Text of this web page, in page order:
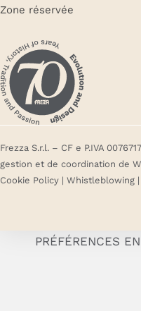
Zone réservée
Frezza S.r.l. – CF e P.IVA
gestion et de coordination de
Cookie Policy | Whistleblowing